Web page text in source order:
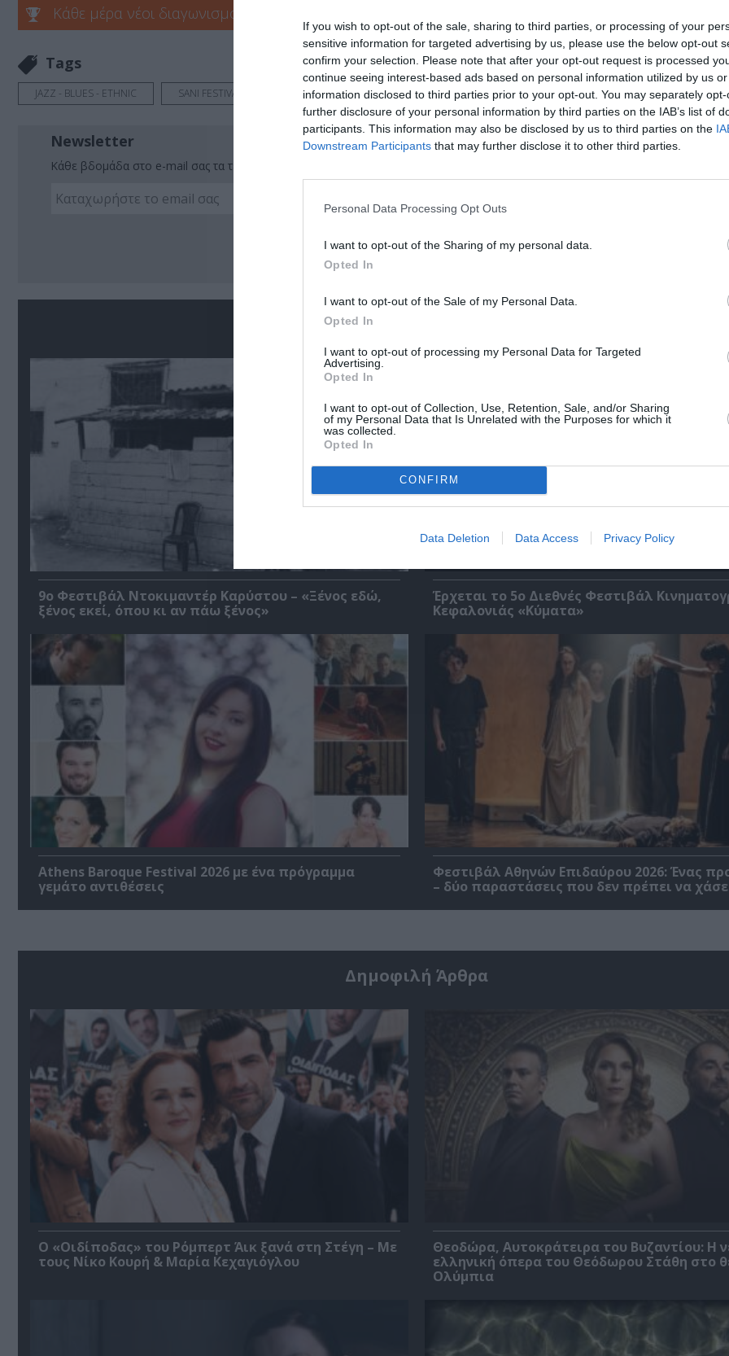
If you wish to opt-out of the sale, sharing to third parties, or processing of your
sensitive information for targeted advertising by us, please use the below opt-out
confirm your selection. Please note that after your opt-out request is processed
continue seeing interest-based ads based on personal information utilized by us
information disclosed to third parties prior to your opt-out. You may separately
further disclosure of your personal information by third parties on the IAB’s list of
participants. This information may also be disclosed by us to third parties on the
Downstream Participants that may further disclose it to other third parties.
Personal Data Processing Opt Outs
I want to opt-out of the Sharing of my personal data.
Opted In
I want to opt-out of the Sale of my Personal Data.
Opted In
I want to opt-out of processing my Personal Data for Targeted
Advertising.
Opted In
I want to opt-out of Collection, Use, Retention, Sale, and/or Sharing
of my Personal Data that Is Unrelated with the Purposes for which it
was collected.
Opted In
CONFIRM
Data Deletion Data Access Privacy Policy
Κάθε μέρα νέοι διαγωνισμοί στο Culturenow.gr
Tags
JAZZ - BLUES - ETHNIC SANI FESTIVAL
Newsletter
Κάθε βδομάδα στο e-mail σας τα τελευταία νέα για την Τέχνη και τον Πολιτισμό!
Σχετικά Άρθρα
9ο Φεστιβάλ Ντοκιμαντέρ Καρύστου – «Ξένος εδώ,
ξένος εκεί, όπου κι αν πάω ξένος»
Έρχεται το 5ο Διεθνές Φεστιβάλ
Κεφαλονιάς «Κύματα»
Athens Baroque Festival 2026 με ένα πρόγραμμα
γεμάτο αντιθέσεις
Φεστιβάλ Αθηνών Επιδαύρου 2026: Ένας
– δύο παραστάσεις που δεν πρέπει να
Δημοφιλή Άρθρα
O «Οιδίποδας» του Ρόμπερτ Άικ ξανά στη Στέγη – Με
τους Νίκο Κουρή & Μαρία Κεχαγιόγλου
Θεοδώρα, Αυτοκράτειρα του Βυζαντίου: Η
ελληνική όπερα του Θεόδωρου Στάθη στο
Ολύμπια